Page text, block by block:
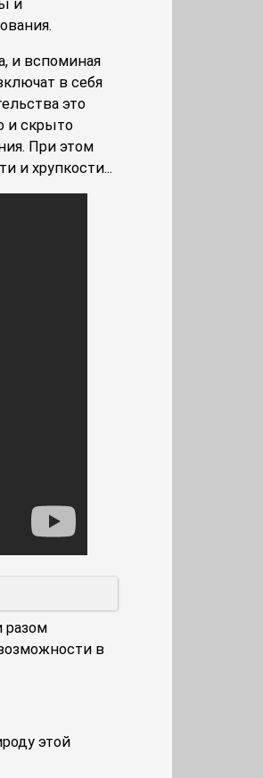
и
и вспоминая
в себя
это
и скрыто
При этом
и хрупкости...
разом
в
этой